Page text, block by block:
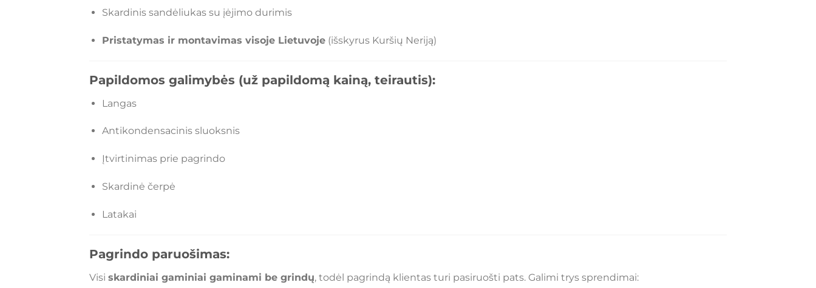
Skardinis sandėliukas su įėjimo durimis
Pristatymas ir montavimas visoje Lietuvoje(išskyrus Kuršių Neriją)
Papildomos galimybės (už papildomą kainą, teirautis):
Langas
Antikondensacinis sluoksnis
Įtvirtinimas prie pagrindo
Skardinė čerpė
Latakai
Pagrindo paruošimas:
Visi skardiniai gaminiai gaminami be grindų, todėl pagrindą klientas turi pasiruošti pats. Galimi trys sprendimai: